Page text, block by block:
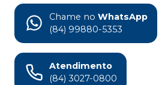
Chame no WhatsApp
(84) 99880-5353
Atendimento
(84) 3027-0800